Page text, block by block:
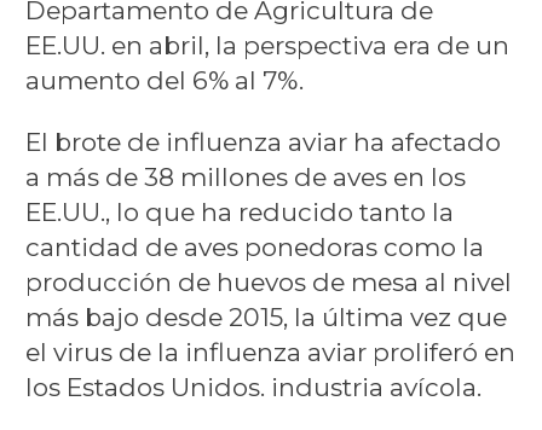
Departamento de Agricultura de
EE.UU. en abril, la perspectiva era de un
aumento del 6% al 7%.
El brote de influenza aviar ha afectado
a más de 38 millones de aves en los
EE.UU., lo que ha reducido tanto la
cantidad de aves ponedoras como la
producción de huevos de mesa al nivel
más bajo desde 2015, la última vez que
el virus de la influenza aviar proliferó en
los Estados Unidos. industria avícola.